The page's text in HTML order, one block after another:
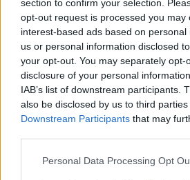
section to confirm your selection.
opt-out request is processed you may
interest-based ads based on
us or personal information disclosed
your opt-out. You may separately opt-
disclosure of your personal
IAB’s list of downstream participants.
also be disclosed by us to third
Downstream Participants that may
Please note that this website/app
Personal Data Processing Opt
Από την άφιξή του στις ΗΠΑ, οι
Μαϊάμι έγιναν ξαφνικά
διασημότητες να σπεύδουν να